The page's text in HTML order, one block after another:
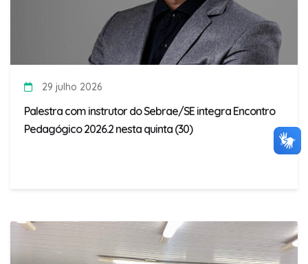
29 julho 2026
Palestra com instrutor do Sebrae/SE integra Encontro
Pedagógico 2026.2 nesta quinta (30)